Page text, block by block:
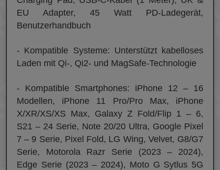
EU Adapter, 45 Watt PD-Ladegerät,
Benutzerhandbuch
- Kompatible Systeme: Unterstützt kabelloses
Laden mit Qi-, Qi2- und MagSafe-Technologie
- Kompatible Smartphones: iPhone 12 – 16
Modellen, iPhone 11 Pro/Pro Max, iPhone
X/XR/XS/XS Max, Galaxy Z Fold/Flip 1 – 6,
S21 – 24 Serie, Note 20/20 Ultra, Google Pixel
7 – 9 Serie, Pixel Fold, LG Wing, Velvet, G8/G7
Serie, Motorola Razr Serie (2023 – 2024),
Edge Serie (2023 – 2024), Moto G Sytlus 5G